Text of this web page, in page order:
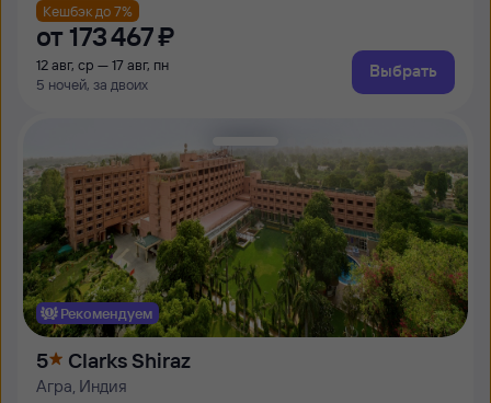
Кешбэк до 7%
от 173 ⁠467 ⁠₽
12 авг, ср — 17 авг, пн
5 ночей, за двоих
Выбрать
Рекомендуем
5 Clarks Shiraz
Агра, Индия